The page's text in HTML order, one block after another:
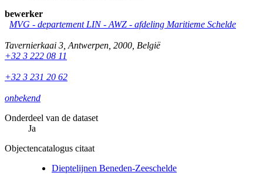
bewerker
MVG - departement LIN - AWZ - afdeling Maritieme Schelde
Tavernierkaai 3 Antwerpen 2000 België
+32 3 222 08 11
+32 3 231 20 62
onbekend
Onderdeel van de dataset
Ja
Objectencatalogus citaat
Dieptelijnen Beneden-Zeeschelde